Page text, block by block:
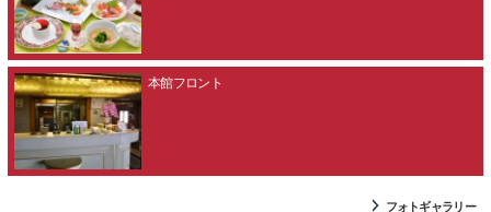
本館フロント
フォトギャラリー